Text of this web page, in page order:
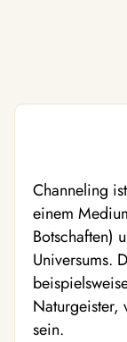
Channeling
einem
Botschaften)
Universums.
Naturgeister,
sein.